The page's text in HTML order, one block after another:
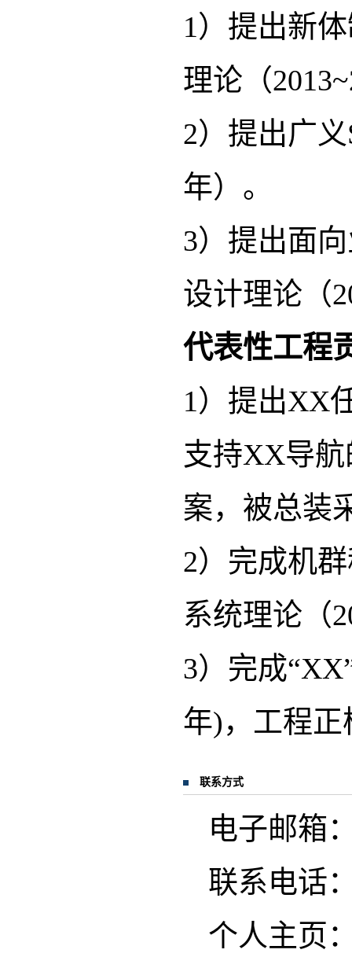
1）提出新
理论（
2）提出广
年）。
3）提出面
设计理论（
代表性工程
1）提出XX
支持XX导
案，被总装
2）完成机
系统理论（
3）完成
年)，工程
联系方式
电子邮箱
联系电话
个人主页